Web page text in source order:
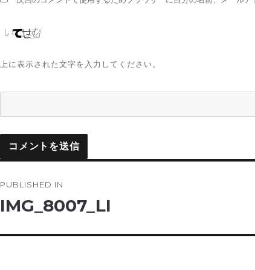
上に表示された文字を入力してください。
稿
PUBLISHED IN
IMG_8007_LI